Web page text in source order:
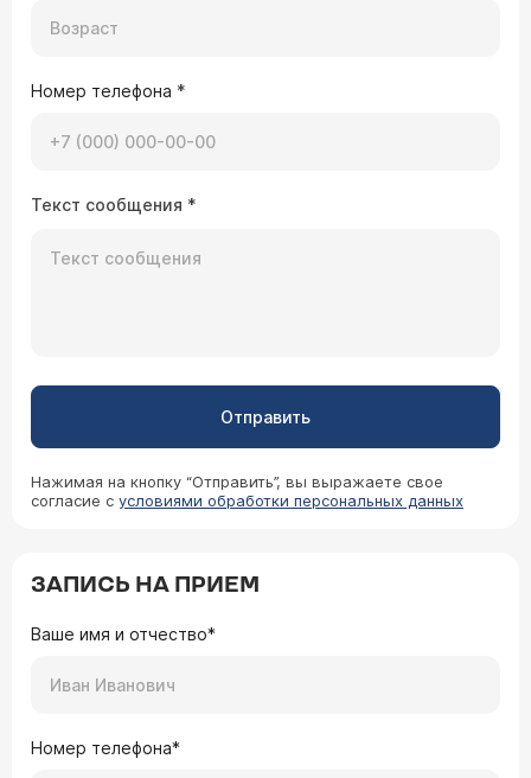
Номер телефона *
Текст сообщения *
Отправить
Нажимая на кнопку “Отправить”, вы выражаете свое
согласие с условиями обработки персональных данных
ЗАПИСЬ НА ПРИЕМ
Ваше имя и отчество*
Номер телефона*